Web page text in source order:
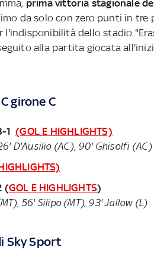
prima vittoria stagionale
da solo con zero punti in tre
l'indisponibilità dello stadio
alla partita giocata
girone C
1 (GOL E HIGHLIGHTS)
D'Ausilio (AC), 90' Ghisolfi (AC)
(GOL E HIGHLIGHTS)
56' Silipo (MT), 93' Jallow (L)
Sky Sport